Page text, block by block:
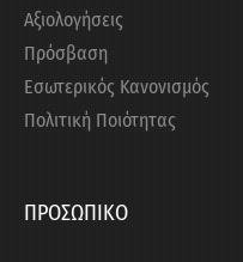
Αξιολογήσεις
Πρόσβαση
Εσωτερικός Κανονισμός
Πολιτική Ποιότητας
ΠΡΟΣΩΠΙΚΟ